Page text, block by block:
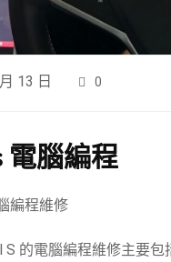
13 日 0
電腦編程
編程維修
S 的電腦編程維修主要包